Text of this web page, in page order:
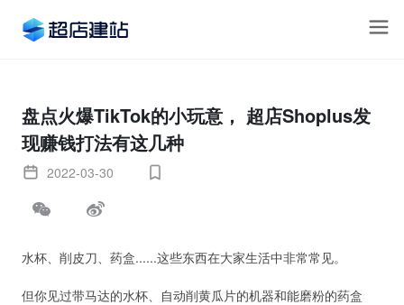
盘点火爆TikTok的小玩意， 超店Shoplus发
现赚钱打法有这几种
2022-03-30
水杯、削皮刀、药盒......这些东西在大家生活中非常常见。
但你见过带马达的水杯、自动削黄瓜片的机器和能磨粉的药盒